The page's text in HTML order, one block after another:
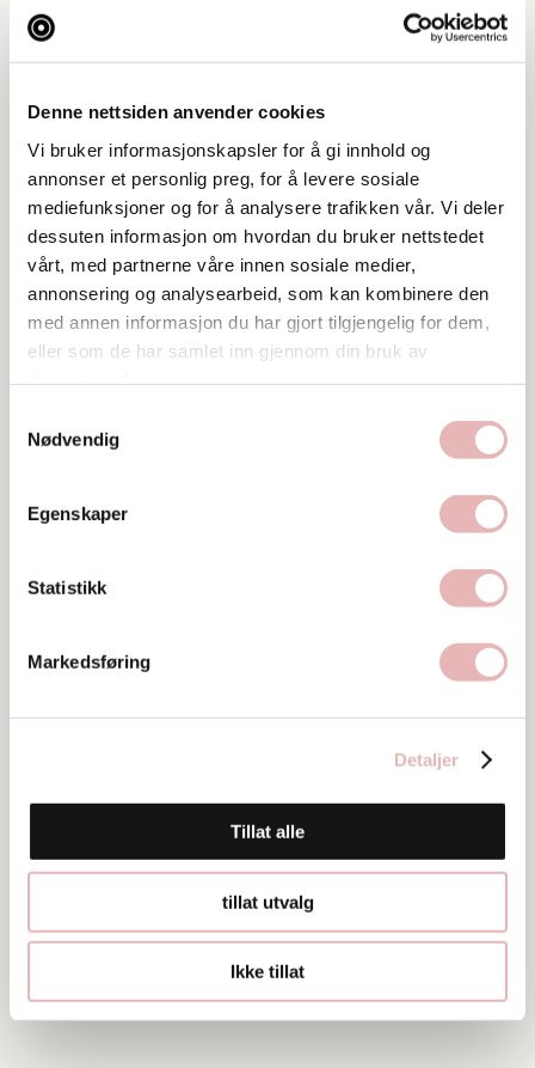
Denne nettsiden anvender cookies
Vi bruker informasjonskapsler for å gi innhold og
annonser et personlig preg, for å levere sosiale
mediefunksjoner og for å analysere trafikken vår. Vi deler
dessuten informasjon om hvordan du bruker nettstedet
vårt, med partnerne våre innen sosiale medier,
annonsering og analysearbeid, som kan kombinere den
med annen informasjon du har gjort tilgjengelig for dem,
eller som de har samlet inn gjennom din bruk av
Nødvendig
Egenskaper
Statistikk
Markedsføring
Detaljer
Tillat alle
tillat utvalg
Ikke tillat
og regnkåpene fra Aigle.
Åpningstider
Mandag-fredag10:00-19:00
Tar BYENgavekortet
Tar digitalt BYENgavekort
Web
Besøk nettside
Ta kontakt
922 35 194
Bilder